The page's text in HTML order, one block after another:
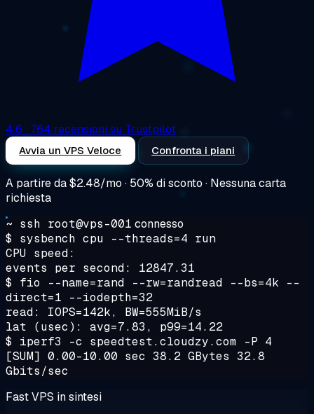
4.6 · 764 recensioni su Trustpilot
Avvia un VPS Veloce Confronta i piani
A partire da$2.48/mo · 50% di sconto · Nessuna carta
richiesta
~ ssh root@vps-001 connesso
$ sysbench cpu --threads=4 run
CPU speed:
events per second: 12847.31
$ fio --name=rand --rw=randread --bs=4k --
direct=1 --iodepth=32
read: IOPS=142k, BW=555MiB/s
lat (usec): avg=7.83, p99=14.22
$ iperf3 -c speedtest.cloudzy.com -P 4
[SUM] 0.00-10.00 sec 38.2 GBytes 32.8
Gbits/sec
Fast VPS in sintesi